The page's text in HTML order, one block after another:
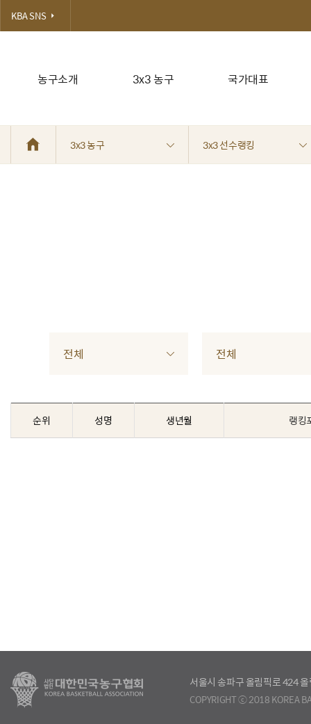
농구소개 3x3 농구 국가대표
KBA SNS
3x3 농구 3x3 선수랭킹
전체 전체
순위 성명 생년월 랭킹
서울시 송파구 올림픽로 424
COPYRIGHT ⓒ 2018 KOREA